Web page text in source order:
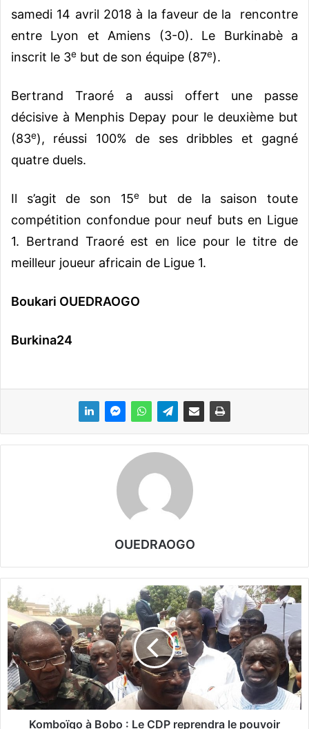
e
samedi 14 avril 2018 à la faveur de la rencontre
entre Lyon et Amiens (3-0). Le Burkinabè a
inscrit le 3e but de son équipe (87e).
Bertrand Traoré a aussi offert une passe
décisive à Menphis Depay pour le deuxième but
(83e), réussi 100% de ses dribbles et gagné
quatre duels.
Il s’agit de son 15ebut de la saison toute
compétition confondue pour neuf buts en Ligue
1. Bertrand Traoré est en lice pour le titre de
meilleur joueur africain de Ligue 1.
Boukari OUEDRAOGO
Burkina24
OUEDRAOGO
K
o
m
b
o
ï
g
o
à
Komboïgo à Bobo : Le CDP reprendra le pouvoir